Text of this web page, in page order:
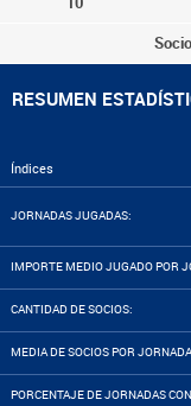
RESUMEN
Índices
JORNADAS JUGADAS:
IMPORTE MEDIO JUGADO POR
CANTIDAD DE SOCIOS:
MEDIA DE SOCIOS POR
PORCENTAJE DE JORNADAS